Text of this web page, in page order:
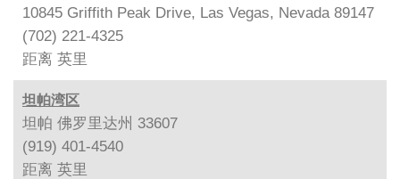
10845 Griffith Peak Drive, Las Vegas, Nevada 89147
(702) 221-4325
距离 英里
坦帕湾区
坦帕 佛罗里达州 33607
(919) 401-4540
距离 英里